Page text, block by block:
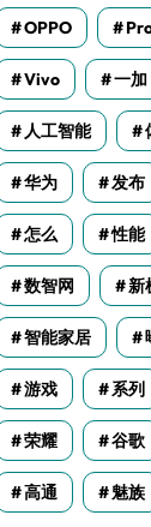
OPPO
Vivo 一加
人工智能
华为 发布
怎么 性能
数智网 新
智能家居
游戏 系列
荣耀 谷歌
高通 魅族